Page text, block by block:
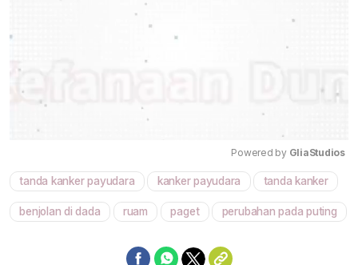
Mute
Powered by GliaStudios
tanda kanker payudara kanker payudara tanda kanker
benjolan di dada ruam paget perubahan pada puting